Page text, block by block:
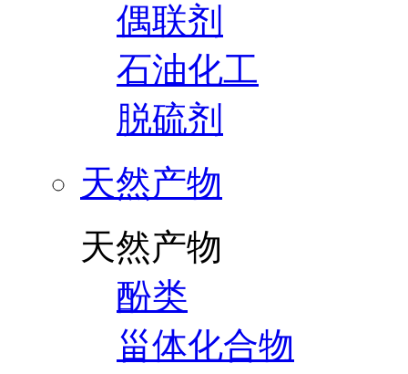
偶联剂
石油化工
脱硫剂
天然产物
天然产物
酚类
甾体化合物